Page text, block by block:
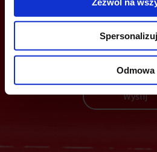
Spersonalizuj
Odmowa
Wyślij